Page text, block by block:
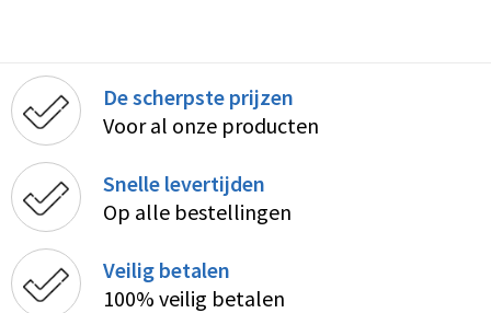
De scherpste prijzen
Voor al onze producten
Snelle levertijden
Op alle bestellingen
Veilig betalen
100% veilig betalen